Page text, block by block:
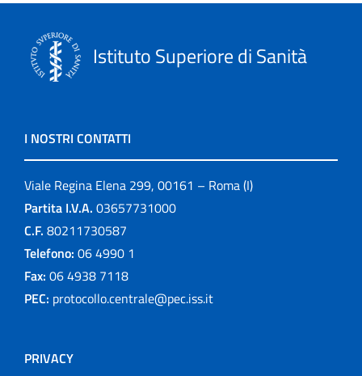
Istituto Superiore di Sanità
I NOSTRI CONTATTI
Viale Regina Elena 299, 00161 – Roma (I)
Partita I.V.A. 03657731000
C.F. 80211730587
Telefono: 06 4990 1
Fax: 06 4938 7118
PEC: protocollo.centrale@pec.iss.it
PRIVACY